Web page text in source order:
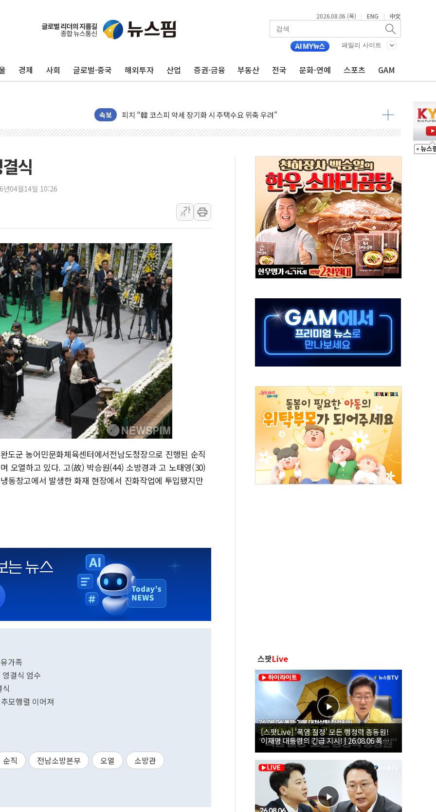
2026.08.06 (목) | ENG | 中文
패밀리 사이트
경제 사회 글로벌·중국 해외투자 산업 증권·금융 부동산 전국 문화·연예 스포츠 GAM
속보
서연컴퍼니, 시드 투자 유치…일본·동남아 사업 확대
법원, 한미 임주현 지분 100억 가압류 결정…4자 연합 균열 조짐
엔씨, '게임스컴 2026'서 글로벌 신작 라인업 공개
[AI 카드뉴스] 어린이집·유치원 비상! 수족구병이 다시 유행합니다.
운수업·기업활동 '원스톱'으로...데이터처, 기업 3만1000곳 경제통계조사
[르포] 폭염 속 '자폭 드론' 첫 실사격…미 해병대, 한반도 지형서 FPV 공격훈련 공개
공정위 "국고채 PD 15곳, 관행 아닌 담합…76조2000억 입찰 영향"
중소기업 기술자료 중국 계열사에 넘긴 세라젬…공정위 과징금 4억3200만원
정부, 한화오션·에코프로비엠 등 '슈퍼을' 5곳 선정...소부장 핵심기업 추가 육성
국표원, 해외직구 물놀이기구·유아용품 등 94개 제품 안전기준 '부적합'
쉐이크쉑, 남양주 현대아울렛에 '다산점' 열어
'달라진 임신·출산·육아 지원 한눈에'…인사처, 공무원 인사제도 안내서 발간
정부혁신 우수사례 세계에 알린다…식약처 AI 심사·소방청 119안심콜 영문 영상 제작
부모가 정부24에서 자녀 출입국증명서 발급…7일부터 온라인 대리 신청 가능
소방청, 전국 시·도 구급과장 회의…중증환자 이송체계 전국 확대 점검
정청래 "2차 TV토론으로 게임 끝…김민석, 신천지 허위신고에 배신 사과 안 해"
윤상현, 사관학교 통합 비판…"국방개혁은 정치적 감정 따라 추진해선 안 돼"
펄어비스, 붉은사막 영상 콘테스트 '비욘드 디 어비스' 수상작 발표
식
년04월14일 10:26
가
가
도군 농어민문화체육센터에서전남도청장으로 진행된 순직
오열하고 있다. 고(故) 박승원(44) 소방경과 고 노태영(30)
동창고에서 발생한 화재 현장에서 진화작업에 투입됐지만
가족
결식 엄수
모행렬 이어져
순직 전남소방본부 오열 소방관
스팟Live
[스팟Live] '폭염 절정' 모든 행정력 총동원!
이재명 대통령의 긴급 지시! | 26.08.06 폭염•
가뭄 대처상황 점검회의